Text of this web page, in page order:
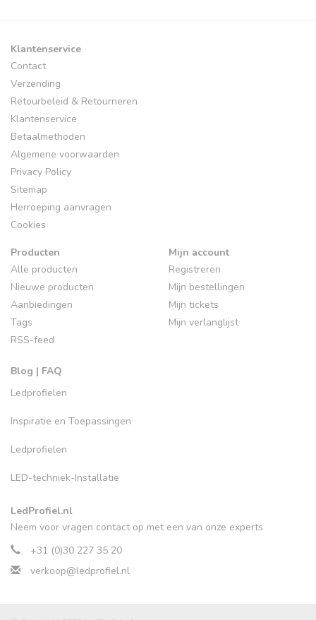
Klantenservice
Contact
Verzending
Retourbeleid & Retourneren
Klantenservice
Betaalmethoden
Algemene voorwaarden
Privacy Policy
Sitemap
Herroeping aanvragen
Cookies
Producten
Alle producten
Nieuwe producten
Aanbiedingen
Tags
RSS-feed
Blog | FAQ
Ledprofielen
Inspiratie en Toepassingen
Ledprofielen
LED-techniek-Installatie
Mijn account
Registreren
Mijn bestellingen
Mijn tickets
Mijn verlanglijst
LedProfiel.nl
Neem voor vragen contact op met een van onze experts
+31 (0)30 227 35 20
verkoop@ledprofiel.nl